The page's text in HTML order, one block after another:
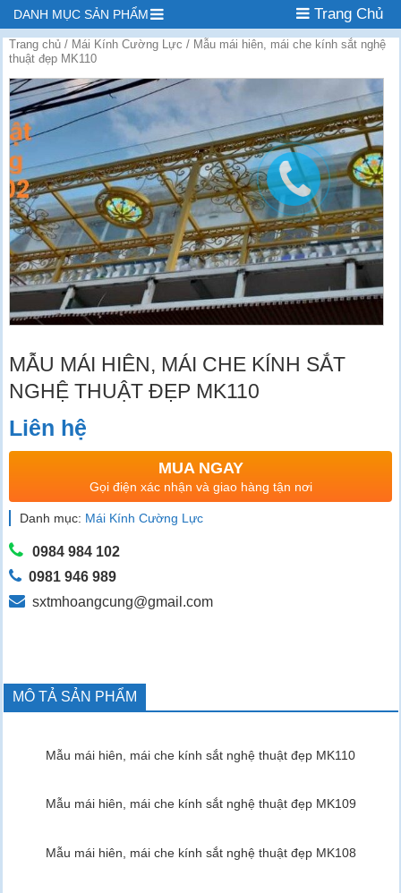
DANH MỤC SẢN PHẨM Trang Chủ
Trang chủ / Mái Kính Cường Lực / Mẫu mái hiên, mái che kính sắt nghệ
thuật đẹp MK110
MẪU MÁI HIÊN, MÁI CHE KÍNH SẮT
NGHỆ THUẬT ĐẸP MK110
Liên hệ
MUA NGAY
Gọi điện xác nhận và giao hàng tận nơi
Danh mục: Mái Kính Cường Lực
0984 984 102
0981 946 989
sxtmhoangcung@gmail.com
MÔ TẢ SẢN PHẨM
Mẫu mái hiên, mái che kính sắt nghệ thuật đẹp MK110
Mẫu mái hiên, mái che kính sắt nghệ thuật đẹp MK109
Mẫu mái hiên, mái che kính sắt nghệ thuật đẹp MK108